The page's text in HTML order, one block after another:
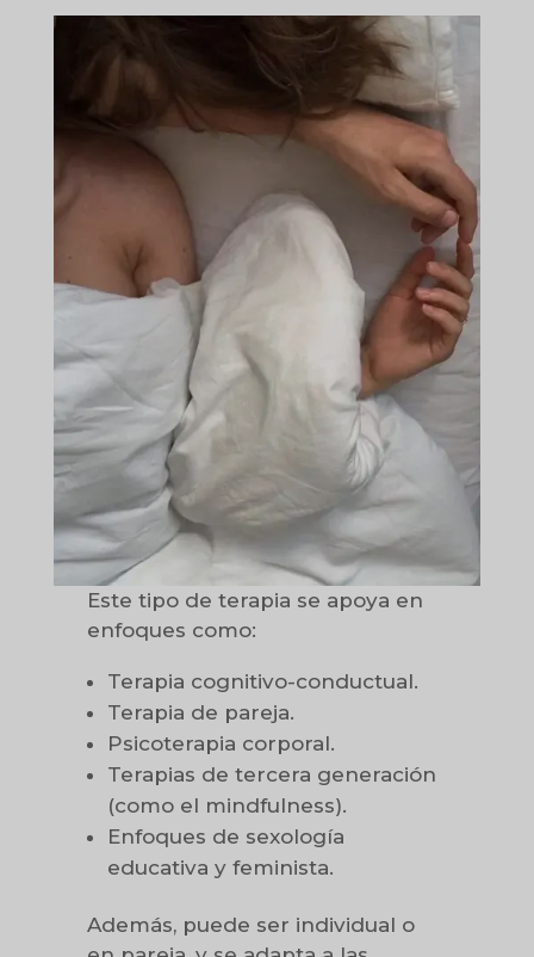
Este tipo de terapia se apoya en
enfoques como:
Terapia cognitivo-conductual.
Terapia de pareja.
Psicoterapia corporal.
Terapias de tercera generación
(como el mindfulness).
Enfoques de sexología
educativa y feminista.
Además, puede ser individual o